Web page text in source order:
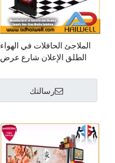
الملاجئ الحافلات في الهواء
الطلق الإعلان شارع عرض
رسالتك